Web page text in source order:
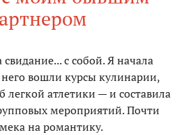
с собой. Я начала
него вошли курсы кулинарии,
атлетики — и составила
мероприятий. Почти
на романтику.